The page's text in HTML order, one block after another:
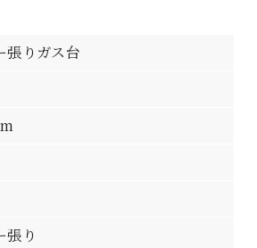
張りガス台
張り